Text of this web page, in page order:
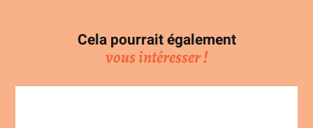
Cela pourrait également
vous intéresser !